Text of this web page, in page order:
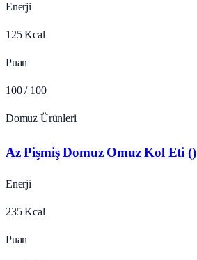
Enerji
125 Kcal
Puan
100 / 100
Domuz Ürünleri
Az Pişmiş Domuz Omuz Kol Eti ()
Enerji
235 Kcal
Puan